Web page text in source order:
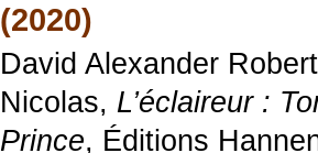
(2020)
David Alexander
Nicolas, L’éclaireur :
Prince, Éditions